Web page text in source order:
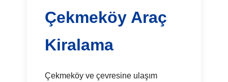
Çekmeköy Araç
Kiralama
Çekmeköy ve çevresine ulaşım